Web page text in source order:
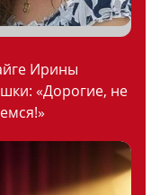
Ирины
«Дорогие, не